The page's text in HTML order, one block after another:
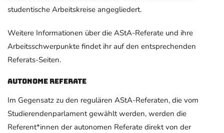
studentische Arbeitskreise angegliedert.
Weitere Informationen über die AStA-Referate und ihre
Arbeitsschwerpunkte findet ihr auf den entsprechenden
Referats-Seiten.
Autonome Referate
Im Gegensatz zu den regulären AStA-Referaten, die vom
Studierendenparlament gewählt werden, werden die
Referent*innen der autonomen Referate direkt von der